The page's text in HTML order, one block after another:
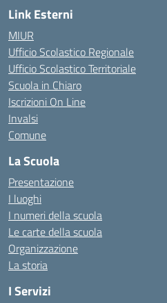
Link Esterni
MIUR
Ufficio Scolastico Regionale
Ufficio Scolastico Territoriale
Scuola in Chiaro
Iscrizioni On Line
Invalsi
Comune
La Scuola
Presentazione
I luoghi
I numeri della scuola
Le carte della scuola
Organizzazione
La storia
I Servizi